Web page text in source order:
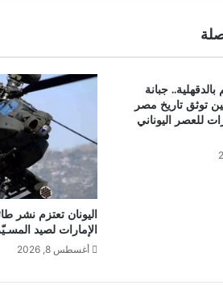
جبانة
توثق تاريخ مصر
للعصر اليوناني
اليونان تعتزم نشر
الإمارات لصيد
أغسطس 8, 2026